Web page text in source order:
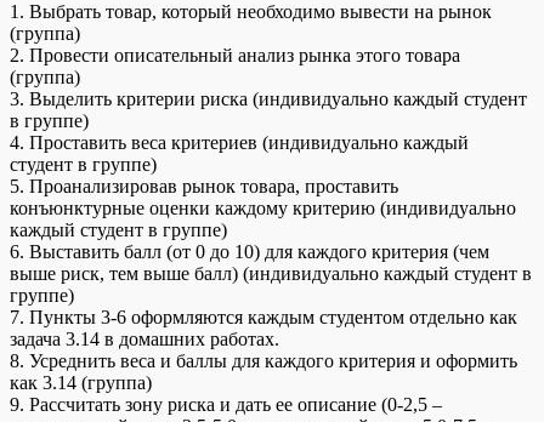
1. Выбрать товар, который необходимо вывести на рынок
(группа)
2. Провести описательный анализ рынка этого товара
(группа)
3. Выделить критерии риска (индивидуально каждый студент
в группе)
4. Проставить веса критериев (индивидуально каждый
студент в группе)
5. Проанализировав рынок товара, проставить
конъюнктурные оценки каждому критерию (индивидуально
каждый студент в группе)
6. Выставить балл (от 0 до 10) для каждого критерия (чем
выше риск, тем выше балл) (индивидуально каждый студент в
группе)
7. Пункты 3-6 оформляются каждым студентом отдельно как
задача 3.14 в домашних работах.
8. Усреднить веса и баллы для каждого критерия и оформить
как 3.14 (группа)
9. Рассчитать зону риска и дать ее описание (0-2,5 –